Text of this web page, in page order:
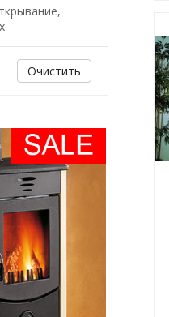
Очистить